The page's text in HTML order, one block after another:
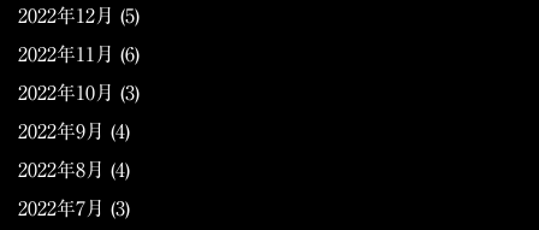
2022年12月 (5)
2022年11月 (6)
2022年10月 (3)
2022年9月 (4)
2022年8月 (4)
2022年7月 (3)